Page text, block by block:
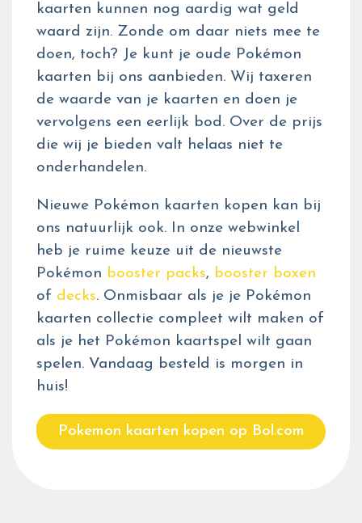
kaarten kunnen nog aardig wat geld
waard zijn. Zonde om daar niets mee te
doen, toch? Je kunt je oude Pokémon
kaarten bij ons aanbieden. Wij taxeren
de waarde van je kaarten en doen je
vervolgens een eerlijk bod. Over de prijs
die wij je bieden valt helaas niet te
onderhandelen.
Nieuwe Pokémon kaarten kopen kan bij
ons natuurlijk ook. In onze webwinkel
heb je ruime keuze uit de nieuwste
Pokémon booster packs, booster boxen
of decks. Onmisbaar als je je Pokémon
kaarten collectie compleet wilt maken of
als je het Pokémon kaartspel wilt gaan
spelen. Vandaag besteld is morgen in
huis!
Pokemon kaarten kopen op Bol.com